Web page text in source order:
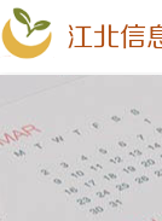
江北信